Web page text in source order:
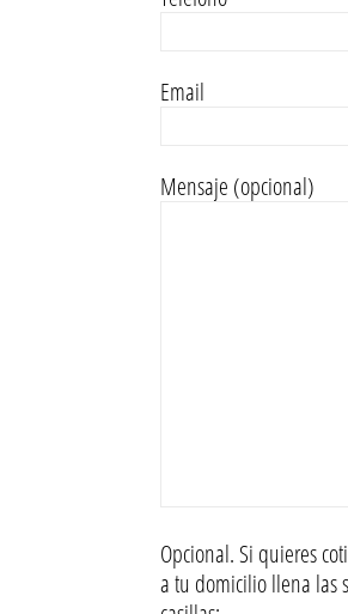
Email
Mensaje (opcional)
Opcional. Si quieres
a tu domicilio llena las